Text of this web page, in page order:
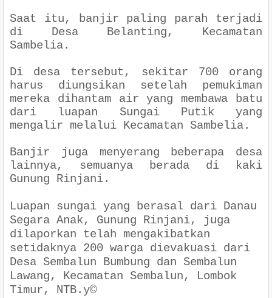
Saat itu, banjir paling parah terjadi
di Desa Belanting, Kecamatan
Sambelia.
Di desa tersebut, sekitar 700 orang
harus diungsikan setelah pemukiman
mereka dihantam air yang membawa batu
dari luapan Sungai Putik yang
mengalir melalui Kecamatan Sambelia.
Banjir juga menyerang beberapa desa
lainnya, semuanya berada di kaki
Gunung Rinjani.
Luapan sungai yang berasal dari Danau
Segara Anak, Gunung Rinjani, juga
dilaporkan telah mengakibatkan
setidaknya 200 warga dievakuasi dari
Desa Sembalun Bumbung dan Sembalun
Lawang, Kecamatan Sembalun, Lombok
Timur, NTB.y©